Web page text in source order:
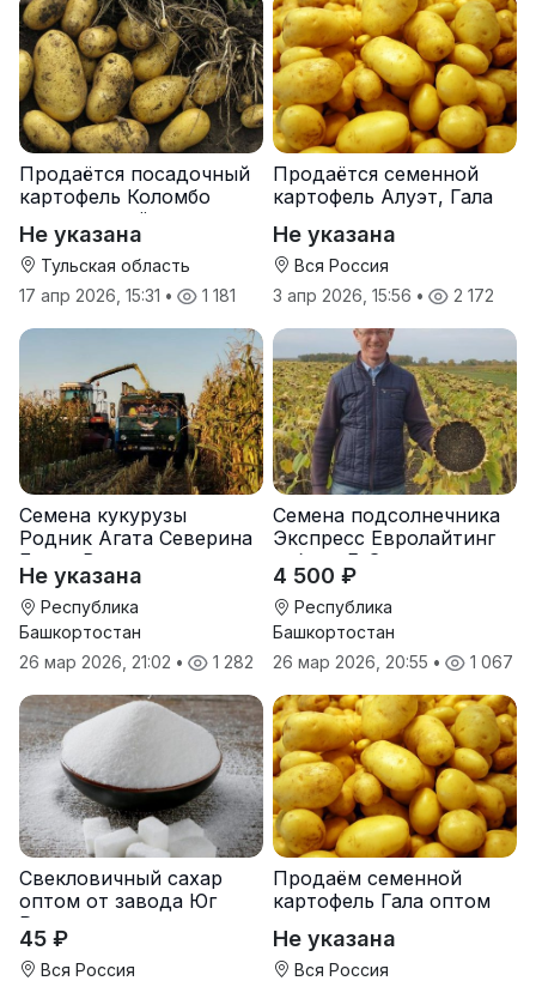
Продаётся посадочный
картофель Коломбо
оптом от трёх тонн
Не указана
Тульская область
17 апр 2026, 15:31 • 1 181
Продаётся семенной
картофель Алуэт, Гала
Не указана
Вся Россия
3 апр 2026, 15:56 • 2 172
Семена кукурузы
Родник Агата Северина
Берта Вилора
Прохладненский Дарина
Росс Машук Катерина
Не указана
Республика
Башкортостан
26 мар 2026, 21:02 • 1 282
Семена подсолнечника
Экспресс Евролайтинг
гибрид F-G+
4 500 ₽
Республика
Башкортостан
26 мар 2026, 20:55 • 1 067
Свекловичный сахар
оптом от завода Юг
Руси
45 ₽
Вся Россия
Продаём семенной
картофель Гала оптом
Не указана
Вся Россия